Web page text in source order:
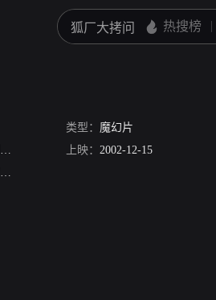
类型： 魔幻片
上映： 2002-12-15